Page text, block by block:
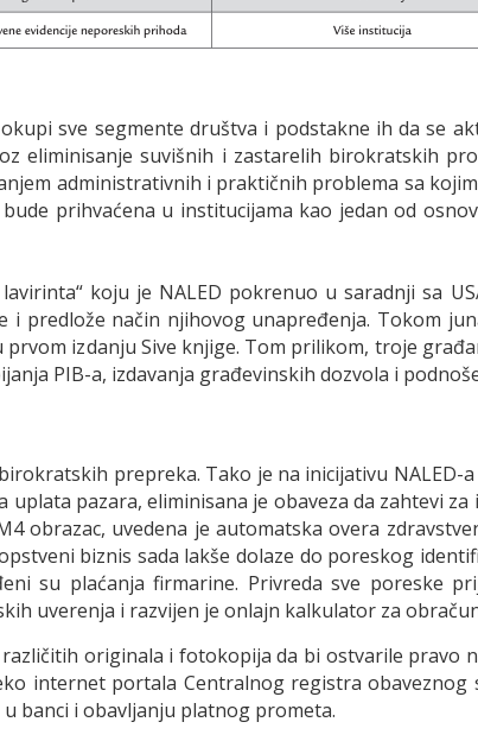
sve segmente društva i podstakne ih da se
eliminisanje suvišnih i zastarelih birokratskih
administrativnih i praktičnih problema sa
prihvaćena u institucijama kao jedan od
koju je NALED pokrenuo u saradnji sa
predlože način njihovog unapređenja. Tokom
izdanju Sive knjige. Tom prilikom, troje
PIB-a, izdavanja građevinskih dozvola i
prepreka. Tako je na inicijativu NALED-
pazara, eliminisana je obaveza da zahtevi
obrazac, uvedena je automatska overa
biznis sada lakše dolaze do poreskog
su plaćanja firmarine. Privreda sve poreske
uverenja i razvijen je onlajn kalkulator za
originala i fotokopija da bi ostvarile pravo
internet portala Centralnog registra obaveznog
banci i obavljanju platnog prometa.